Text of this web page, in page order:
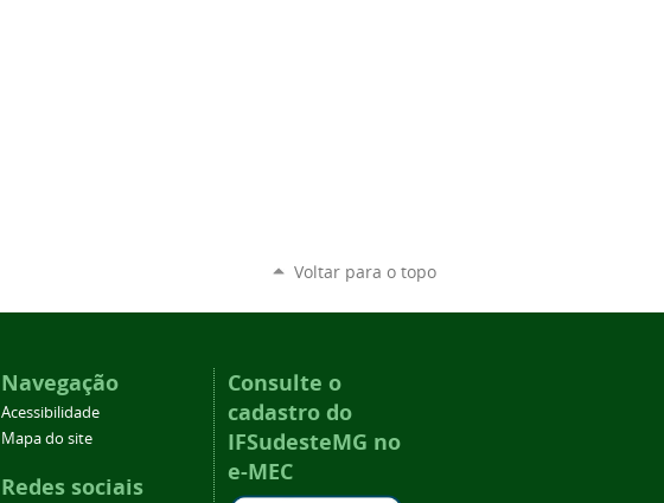
Voltar para o topo
Navegação
Acessibilidade
Mapa do site
Redes sociais
Consulte o
cadastro do
IFSudesteMG no
e-MEC